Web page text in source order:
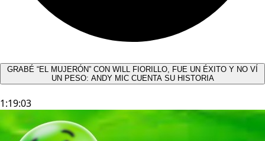
GRABÉ “EL MUJERÓN” CON WILL FIORILLO, FUE UN ÉXITO Y NO VÍ
UN PESO: ANDY MIC CUENTA SU HISTORIA
1:19:03